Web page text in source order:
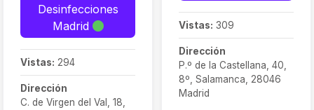
Desinfecciones
Madrid
Vistas: 294
Dirección
C. de Virgen del Val, 18,
Vistas: 309
Dirección
P.º de la Castellana, 40,
8º, Salamanca, 28046
Madrid